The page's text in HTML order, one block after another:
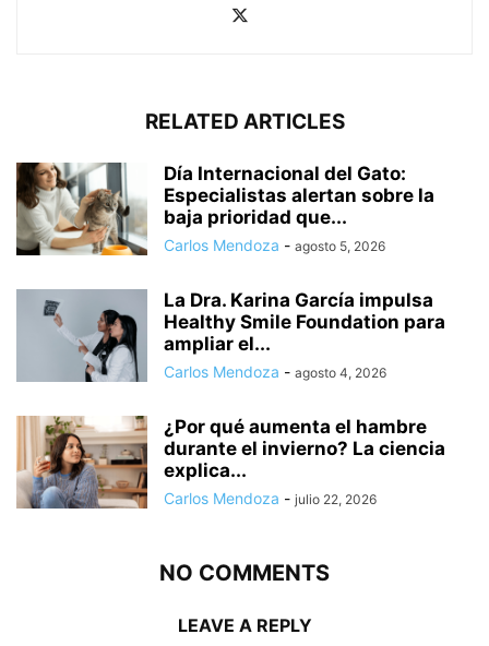
RELATED ARTICLES
Día Internacional del Gato:
Especialistas alertan sobre la
baja prioridad que...
Carlos Mendoza - agosto 5, 2026
La Dra. Karina García impulsa
Healthy Smile Foundation para
ampliar el...
Carlos Mendoza - agosto 4, 2026
¿Por qué aumenta el hambre
durante el invierno? La ciencia
explica...
Carlos Mendoza - julio 22, 2026
NO COMMENTS
LEAVE A REPLY